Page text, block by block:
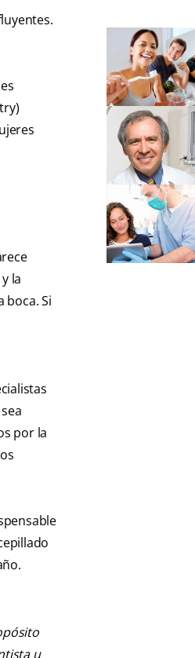
la
boca. Si
por la
u